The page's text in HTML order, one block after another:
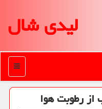
لیدی شال
منو
از رطوبت هوا